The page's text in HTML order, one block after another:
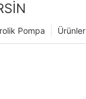
Ürünler
Pompa